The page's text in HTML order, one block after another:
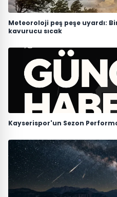
Meteoroloji peş peşe uyardı:
kavurucu sıcak
Kayserispor'un Sezon